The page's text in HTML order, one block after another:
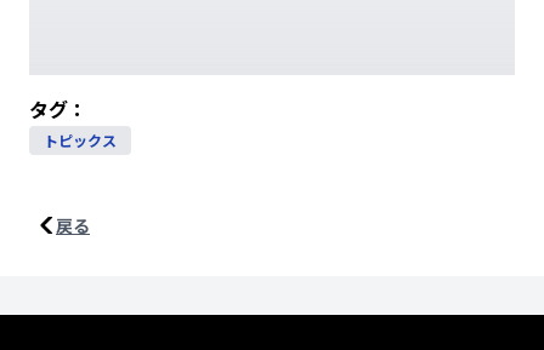
タグ：
トピックス
戻る